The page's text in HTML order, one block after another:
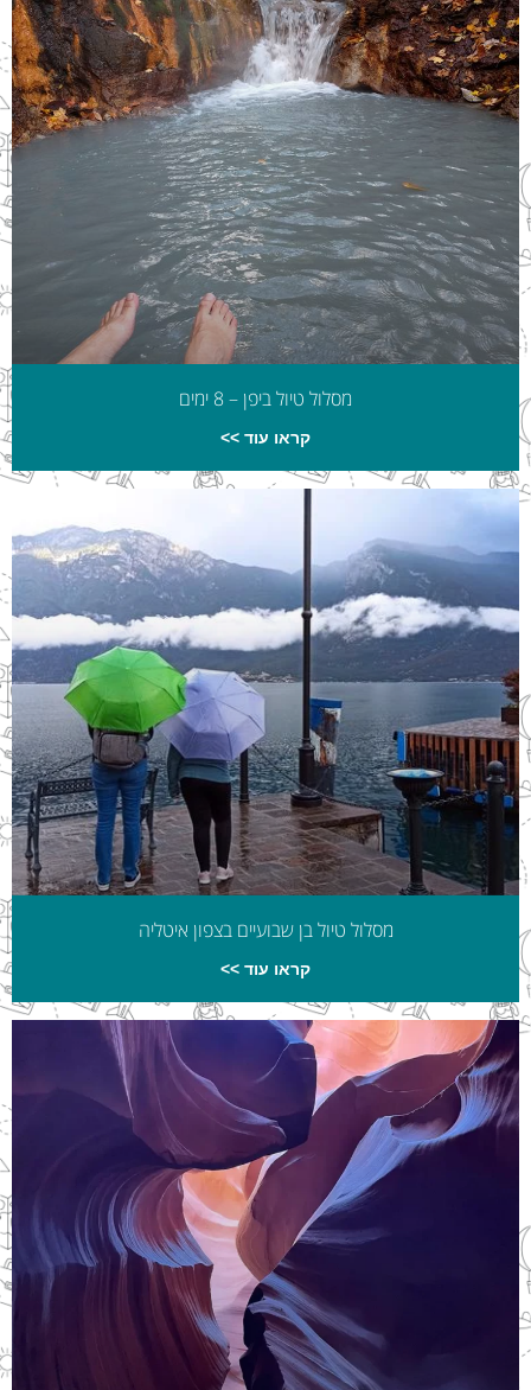
מסלול טיול ביפן – 8 ימים
קראו עוד >>
מסלול טיול בן שבועיים בצפון איטליה
קראו עוד >>